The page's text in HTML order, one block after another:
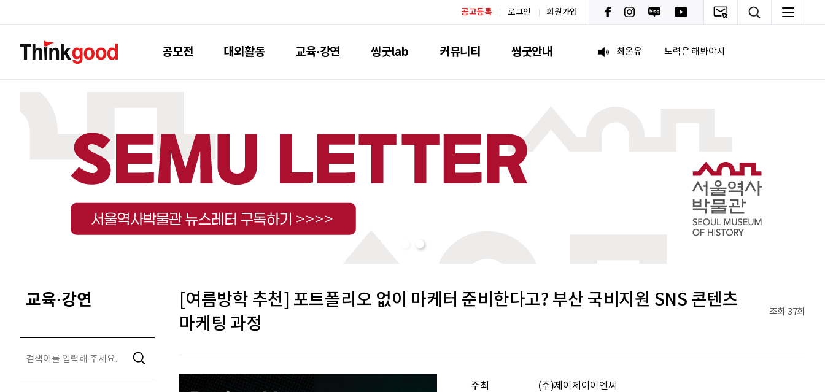
공고등록 로그인 회원가입
공모전 대외활동 교육·강연 씽굿lab 커뮤니티 씽굿안내
이채원 광고대상
최온유 노력은 해봐야지
이채원 광고대상
교육·강연
[여름방학 추천] 포트폴리오 없이 마케터 준비한다고? 부산 국비지원 SNS 콘텐츠
마케팅 과정
조회 37회
주최 (주)제이제이이엔씨